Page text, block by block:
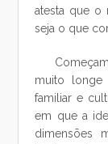
atesta que o
seja o que
muito longe
familiar e
em que a
dimensões